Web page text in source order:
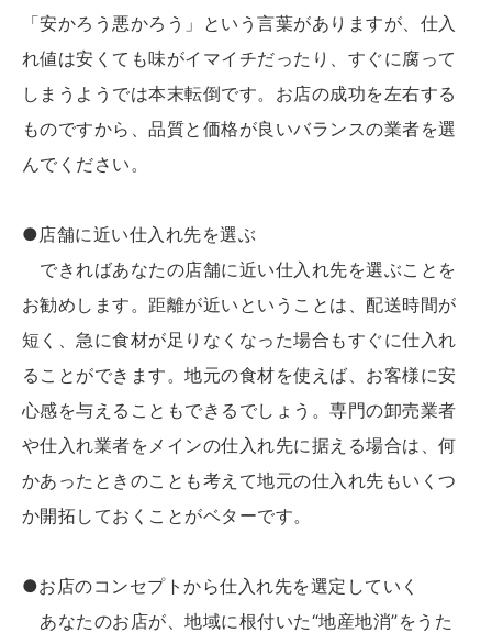
「安かろう悪かろう」という言葉がありますが、仕入
れ値は安くても味がイマイチだったり、すぐに腐って
しまうようでは本末転倒です。お店の成功を左右する
ものですから、品質と価格が良いバランスの業者を選
んでください。
●店舗に近い仕入れ先を選ぶ
できればあなたの店舗に近い仕入れ先を選ぶことを
お勧めします。距離が近いということは、配送時間が
短く、急に食材が足りなくなった場合もすぐに仕入れ
ることができます。地元の食材を使えば、お客様に安
心感を与えることもできるでしょう。専門の卸売業者
や仕入れ業者をメインの仕入れ先に据える場合は、何
かあったときのことも考えて地元の仕入れ先もいくつ
か開拓しておくことがベターです。
●お店のコンセプトから仕入れ先を選定していく
あなたのお店が、地域に根付いた“地産地消”をうた